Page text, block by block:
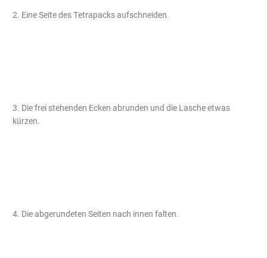
2. Eine Seite des Tetrapacks aufschneiden.
3. Die frei stehenden Ecken abrunden und die Lasche etwas
kürzen.
4. Die abgerundeten Seiten nach innen falten.